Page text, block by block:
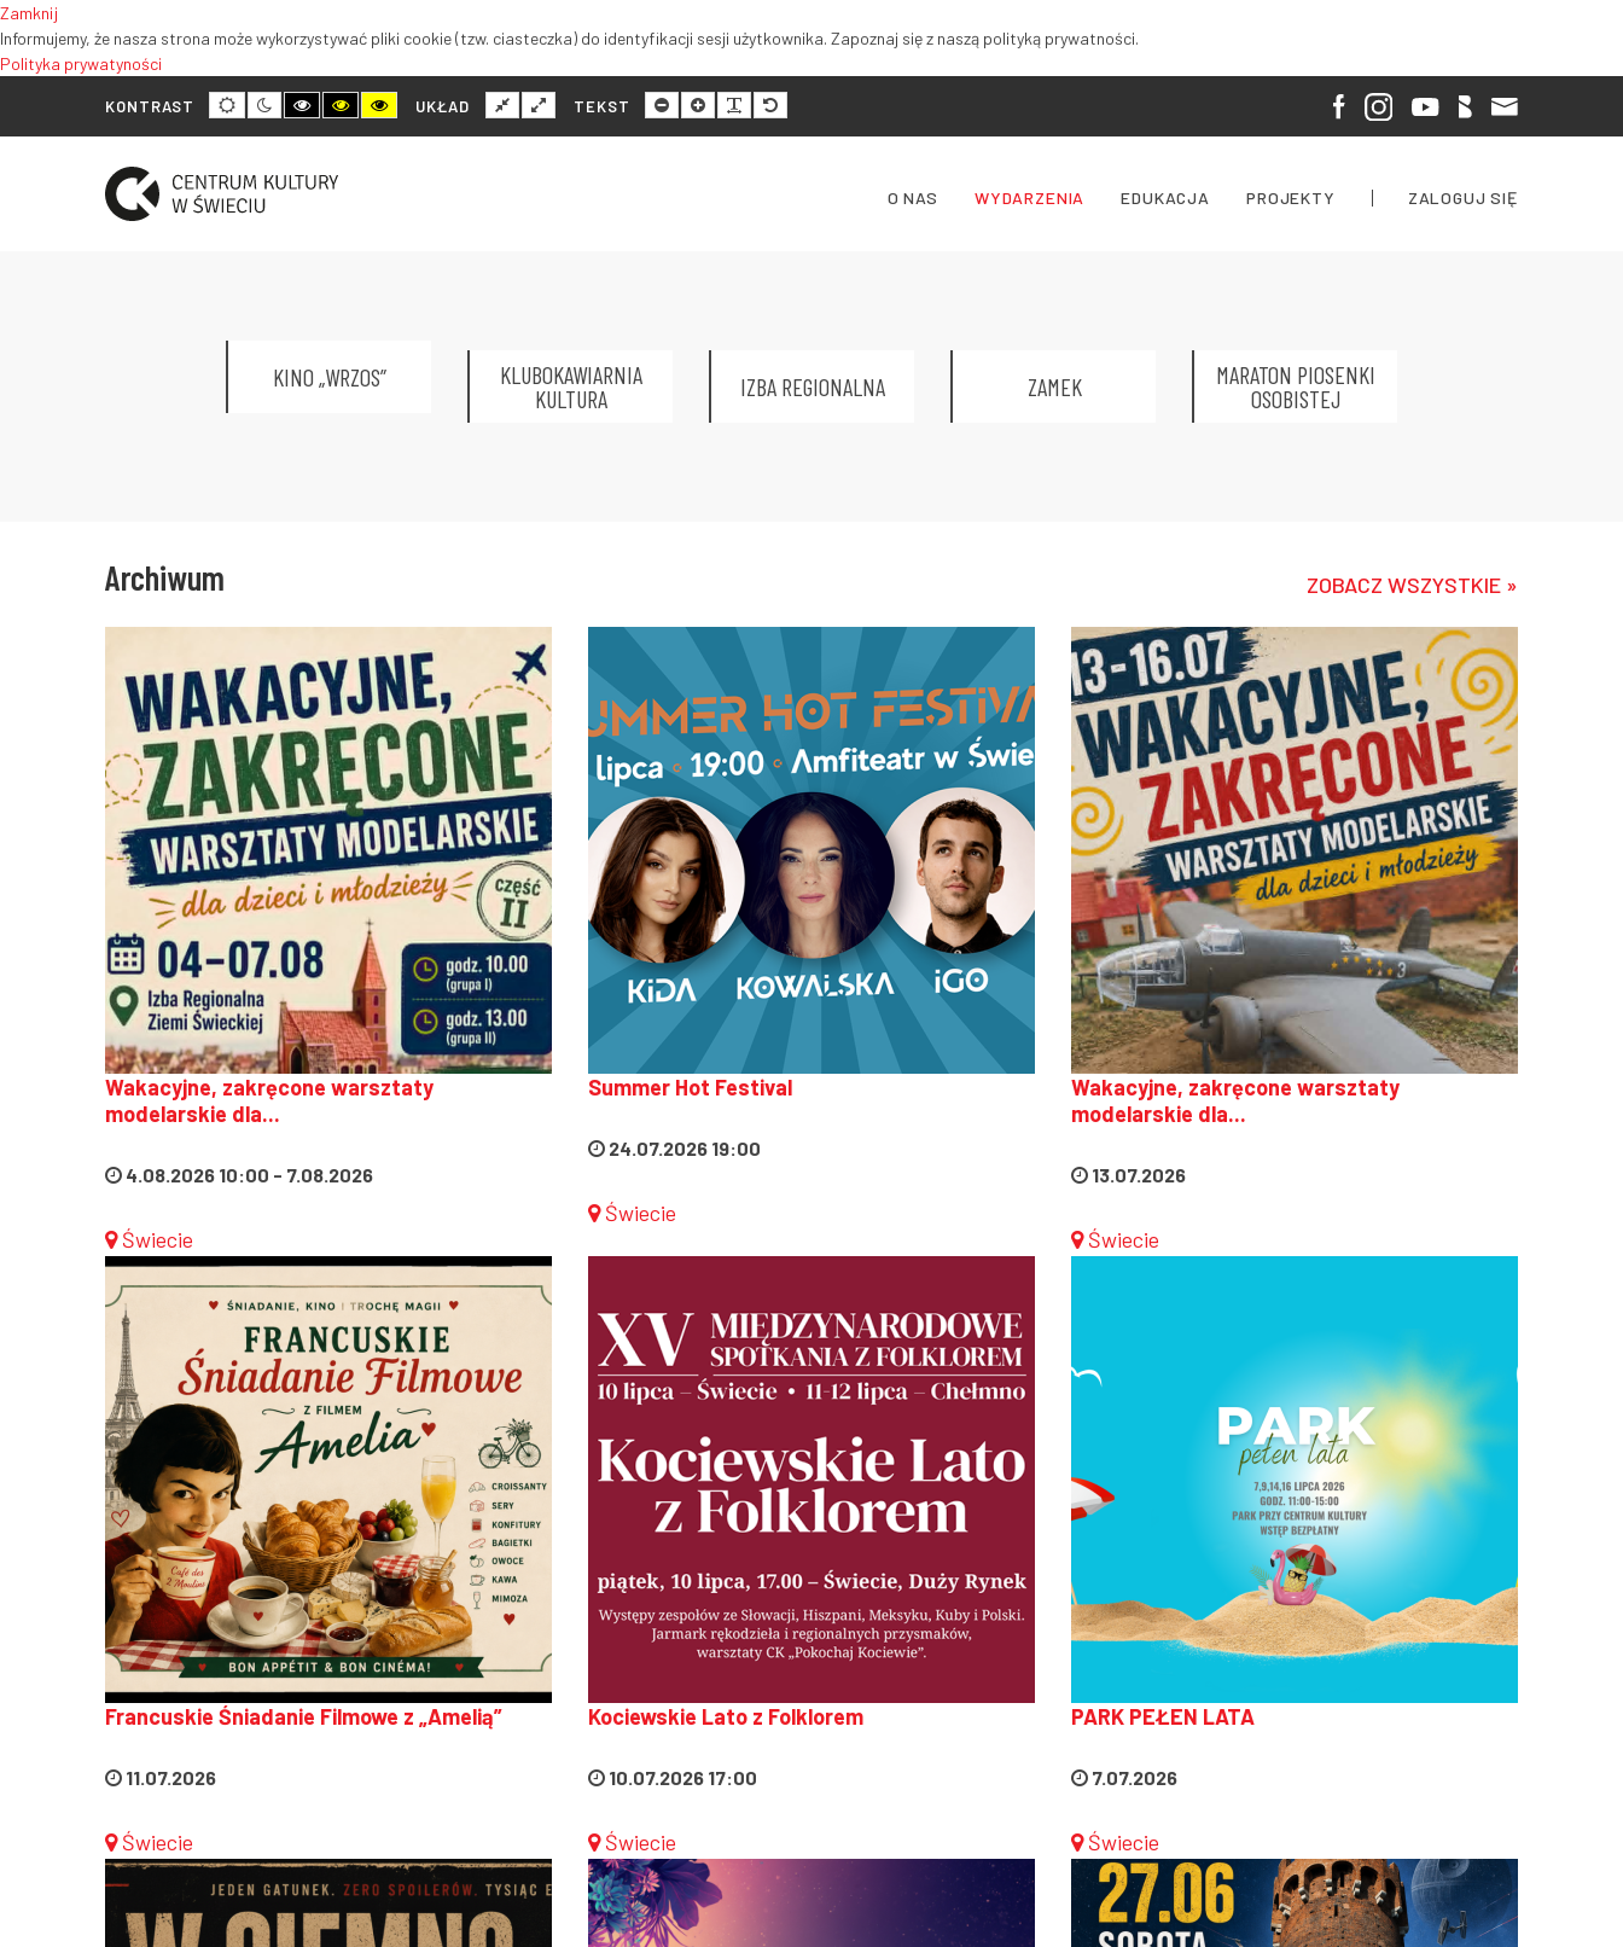
Zamknij
Informujemy, że nasza strona może wykorzystywać pliki cookie (tzw. ciasteczka) do identyfikacji sesji użytkownika. Zapoznaj się z naszą polityką prywatności.
Polityka prywatyności
KONTRAST
Tryb
domyślny
Tryb
nocny
Tryb
wysokiego
kontrastu
biały
Tryb
wysokiego
kontrastu
Tryb
wysokiego
kontrastu
UKŁAD
Normalny
układ
Szeroki
układ
TEKST
Mniejszy
rozmiar
tekstu
Większy
rozmiar
tekstu
Czytelność
tekstu
Domyślny
rozmiar
tekstu
O NAS WYDARZENIA EDUKACJA PROJEKTY ZALOGUJ SIĘ
KINO „WRZOS”
KLUBOKAWIARNIA
KULTURA
IZBA REGIONALNA ZAMEK
MARATON PIOSENKI
OSOBISTEJ
Archiwum ZOBACZ WSZYSTKIE »
Wakacyjne, zakręcone warsztaty
modelarskie dla...
4.08.2026 10:00 - 7.08.2026
Świecie
Summer Hot Festival
24.07.2026 19:00
Świecie
Wakacyjne, zakręcone warsztaty
modelarskie dla...
13.07.2026
Świecie
Francuskie Śniadanie Filmowe z „Amelią”
11.07.2026
Świecie
Kociewskie Lato z Folklorem
10.07.2026 17:00
Świecie
PARK PEŁEN LATA
7.07.2026
Świecie